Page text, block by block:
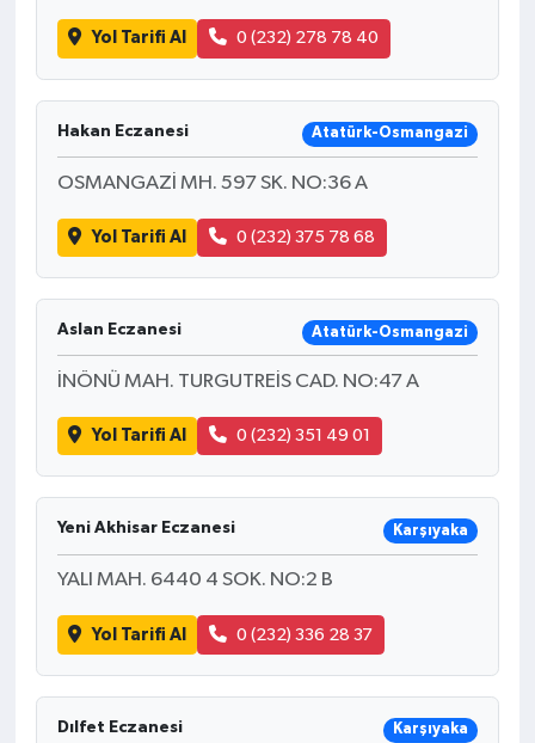
Yol Tarifi Al 0 (232) 278 78 40
Hakan Eczanesi Atatürk-Osmangazi
OSMANGAZİ MH. 597 SK. NO:36 A
Yol Tarifi Al 0 (232) 375 78 68
Aslan Eczanesi Atatürk-Osmangazi
İNÖNÜ MAH. TURGUTREİS CAD. NO:47 A
Yol Tarifi Al 0 (232) 351 49 01
Yeni Akhisar Eczanesi Karşıyaka
YALI MAH. 6440 4 SOK. NO:2 B
Yol Tarifi Al 0 (232) 336 28 37
Dılfet Eczanesi Karşıyaka